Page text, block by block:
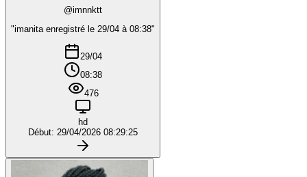
@imnnktt
"imanita enregistré le 29/04 à 08:38"
29/04
08:38
476
hd
Début: 29/04/2026 08:29:25